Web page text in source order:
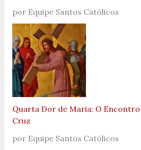
por Equipe Santos Católicos
Quarta Dor de Maria: O
Cruz
por Equipe Santos Católicos